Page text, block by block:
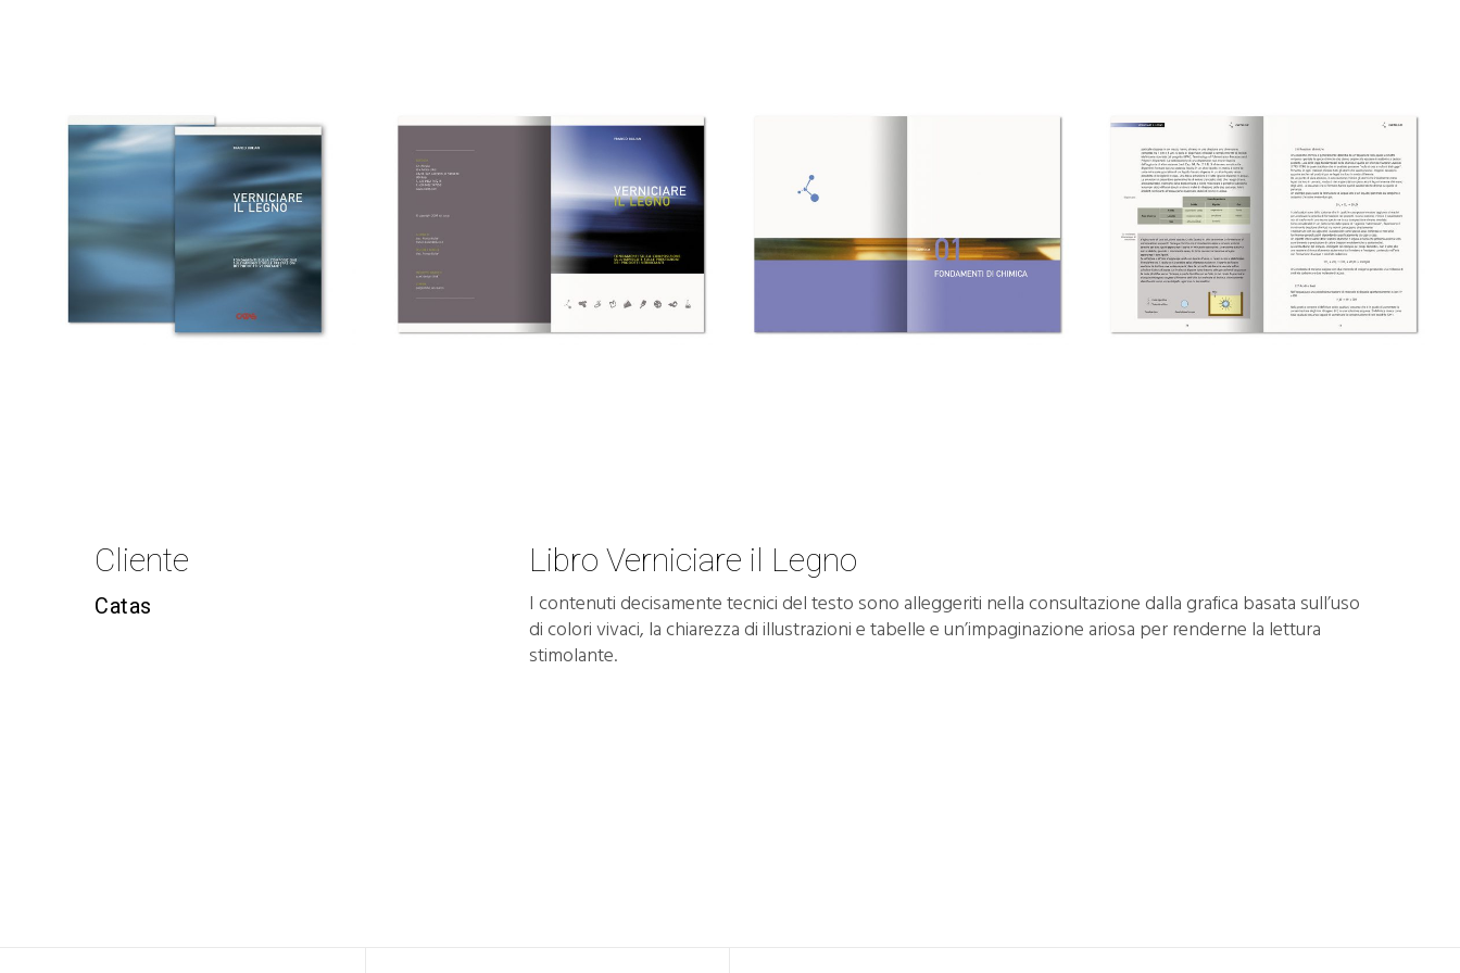
Cliente
Catas
Libro Verniciare il Legno
I contenuti decisamente tecnici del testo sono alleggeriti nella consultazione dalla grafica basata sull’uso
di colori vivaci, la chiarezza di illustrazioni e tabelle e un’impaginazione ariosa per renderne la lettura
stimolante.